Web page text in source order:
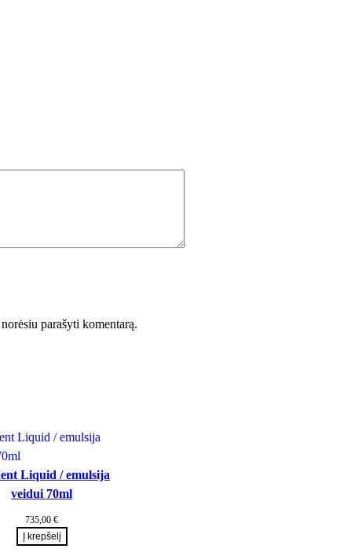
parašyti komentarą.
Liquid / emulsija
veidui 70ml
735,00 €
Į krepšelį